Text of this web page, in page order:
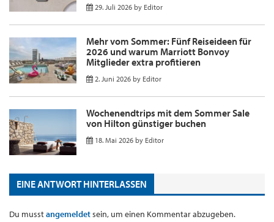
29. Juli 2026 by Editor
Mehr vom Sommer: Fünf Reiseideen für
2026 und warum Marriott Bonvoy
Mitglieder extra profitieren
2. Juni 2026 by Editor
Wochenendtrips mit dem Sommer Sale
von Hilton günstiger buchen
18. Mai 2026 by Editor
EINE ANTWORT HINTERLASSEN
Du musstangemeldetsein, um einen Kommentar abzugeben.